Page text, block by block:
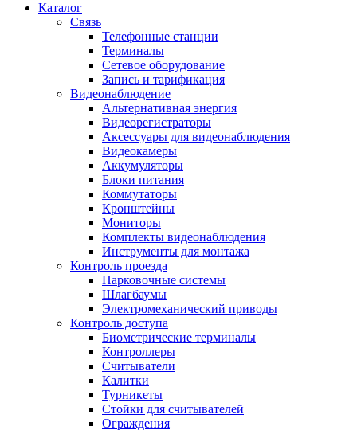
Каталог
Связь
Телефонные станции
Терминалы
Сетевое оборудование
Запись и тарификация
Видеонаблюдение
Альтернативная энергия
Видеорегистраторы
Аксессуары для видеонаблюдения
Видеокамеры
Аккумуляторы
Блоки питания
Коммутаторы
Кронштейны
Мониторы
Комплекты видеонаблюдения
Инструменты для монтажа
Контроль проезда
Парковочные системы
Шлагбаумы
Электромеханический приводы
Контроль доступа
Биометрические терминалы
Контроллеры
Считыватели
Калитки
Турникеты
Стойки для считывателей
Ограждения